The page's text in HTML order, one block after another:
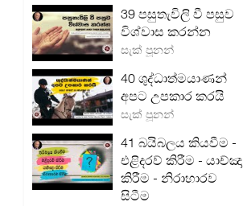
39 පසුතැවිලි වී පසුව
විශ්වාස කරන්න
සැක් පූනන්
40 ශුද්ධාත්මයාණන්
අපට උපකාර කරයි
සැක් පූනන්
41 බයිබලය කියවීම -
එළිදරව් කිරීම - යාච්ඤා
කිරීම - නිරාහාරව
සිටීම